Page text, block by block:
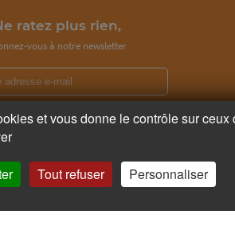
ratez plus rien,
vous à notre newsletter
au moins cinq fruits et légumes par jour.
et vous donne le contrôle sur ceux
Tout refuser Personnaliser